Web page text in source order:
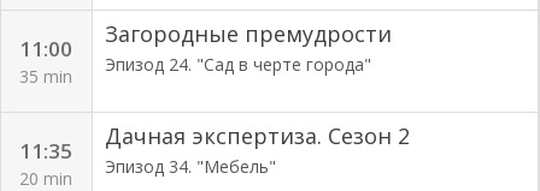
11:00
35 min
Загородные премудрости
Эпизод 24. "Сад в черте города"
11:35
20 min
Дачная экспертиза. Сезон 2
Эпизод 34. "Мебель"